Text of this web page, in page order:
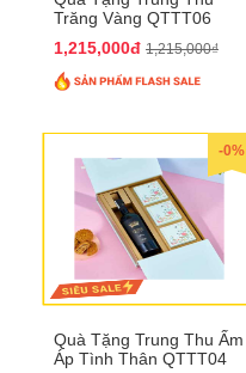
Trăng Vàng QTTT06
1,215,000đ 1,215,000₫
-0%
Quà Tặng Trung Thu Ấm
Áp Tình Thân QTTT04